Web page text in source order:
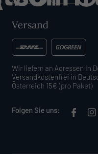
Versand
Wir liefern an Adressen in
Versandkostenfrei in
Österreich 15€ (pro Paket)
Folgen Sie uns: